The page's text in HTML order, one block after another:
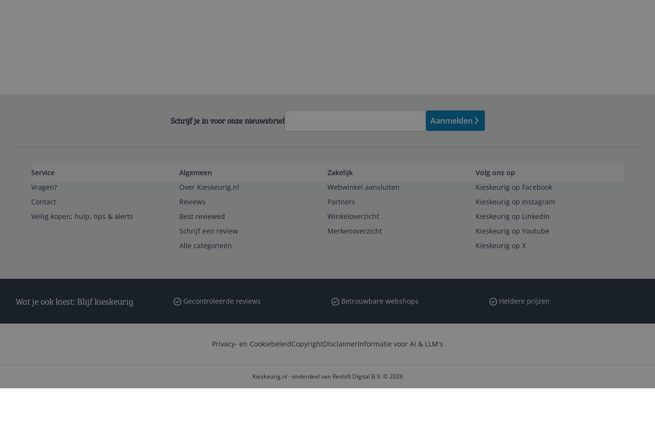
Schrijf je in voor onze nieuwsbrief Aanmelden
Service
Vragen?
Contact
Veilig kopen; hulp, tips & alerts
Algemeen
Over Kieskeurig.nl
Reviews
Best reviewed
Schrijf een review
Alle categorieën
Zakelijk
Webwinkel aansluiten
Partners
Winkeloverzicht
Merkenoverzicht
Volg ons op
Kieskeurig op Facebook
Kieskeurig op Instagram
Kieskeurig op LinkedIn
Kieskeurig op Youtube
Kieskeurig op X
Wat je ook kiest: Blijf kieskeurig Gecontroleerde reviews Betrouwbare webshops Heldere prijzen
Privacy- en CookiebeleidCopyrightDisclaimerInformatie voor AI & LLM's
Kieskeurig.nl - onderdeel van Reshift Digital B.V. © 2026